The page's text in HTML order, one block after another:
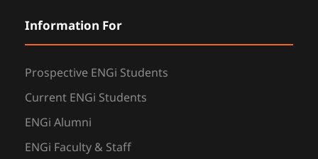
Information For
Prospective ENGi Students
Current ENGi Students
ENGi Alumni
ENGi Faculty & Staff